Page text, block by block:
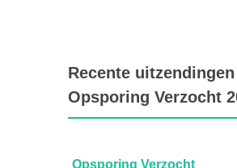
Recente
Opsporing Verzocht
Opsporing Verzocht